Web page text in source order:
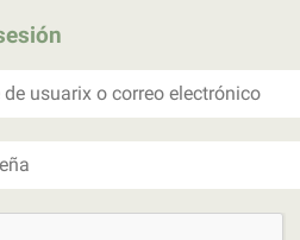
usuarix o correo electrónico